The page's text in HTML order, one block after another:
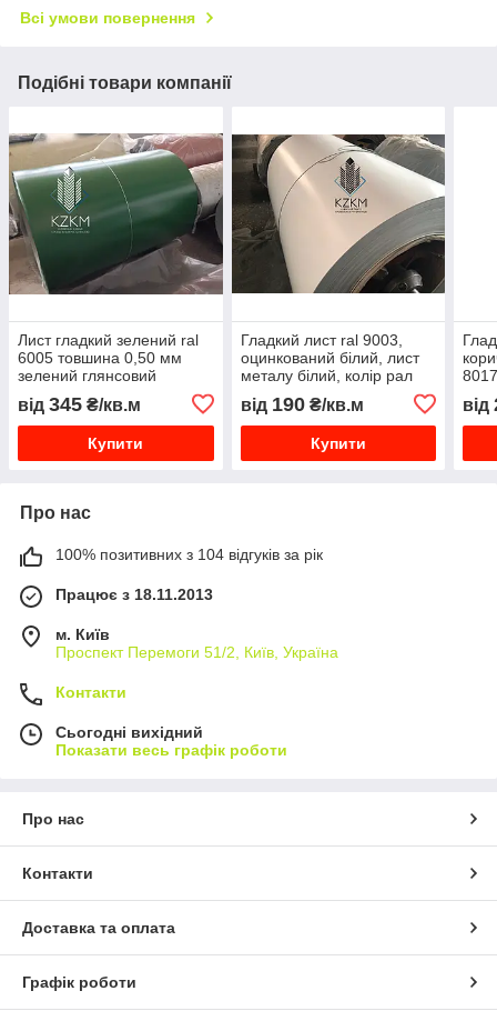
Всі умови повернення
Подібні товари компанії
Лист гладкий зелений ral
6005 товшина 0,50 мм
зелений глянсовий
пофарбований полімерне
покриття РАЛ
від 345 ₴/кв.м
Купити
Гладкий лист ral 9003,
оцинкований білий, лист
металу білий, колір рал
від 190₴/кв.м
Купити
від
Про нас
100% позитивних з 104 відгуків за рік
Працює з 18.11.2013
м. Київ
Проспект Перемоги 51/2, Київ, Україна
Контакти
Сьогодні вихідний
Показати весь графік роботи
Про нас
Контакти
Доставка та оплата
Графік роботи